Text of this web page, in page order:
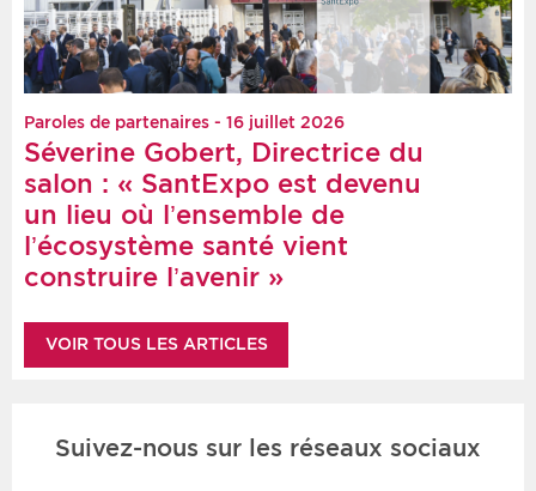
Paroles de partenaires - 16 juillet 2026
Séverine Gobert, Directrice du
salon : « SantExpo est devenu
un lieu où l’ensemble de
l’écosystème santé vient
construire l’avenir »
VOIR TOUS LES ARTICLES
Suivez-nous sur les réseaux sociaux